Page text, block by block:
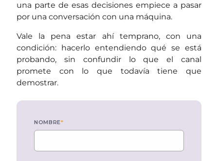
una parte de esas decisiones empiece a pasar
por una conversación con una máquina.
Vale la pena estar ahí temprano, con una
condición: hacerlo entendiendo qué se está
probando, sin confundir lo que el canal
promete con lo que todavía tiene que
demostrar.
NOMBRE*